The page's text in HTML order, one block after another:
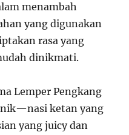
menambah
yang digunakan
rasa yang
dinikmati.
Lemper Pengkang
ketan yang
yang juicy dan